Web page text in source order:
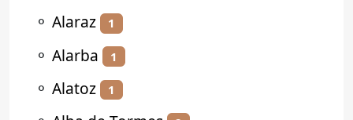
⚬ Alaraz 1
⚬ Alarba 1
⚬ Alatoz 1